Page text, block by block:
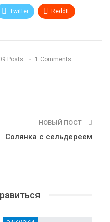
Twitter ReddIt
Posts 1 Comments
НОВЫЙ ПОСТ
Солянка с сельдереем